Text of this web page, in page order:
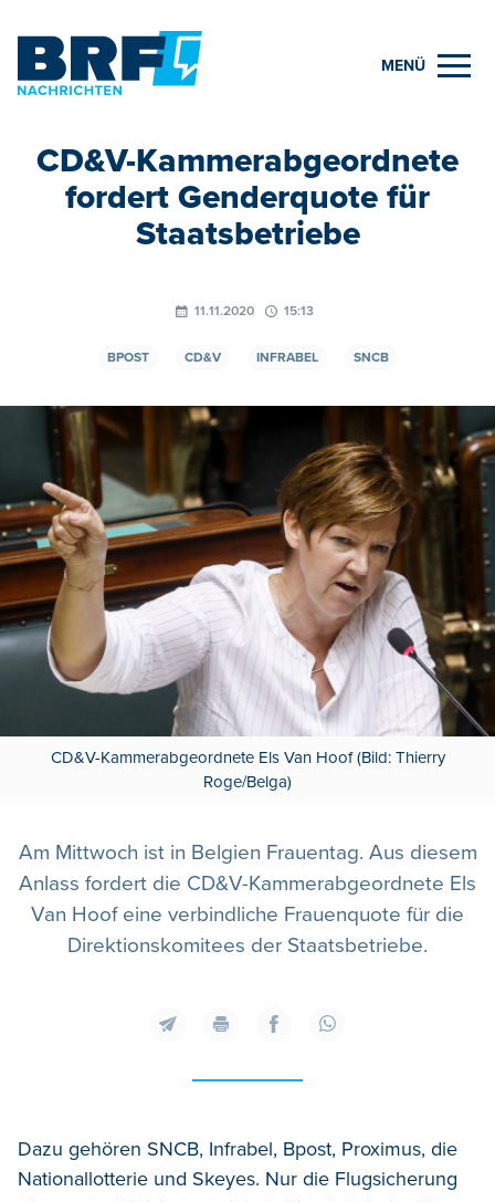
MENÜ
CD&V-Kammerabgeordnete
fordert Genderquote für
Staatsbetriebe
11.11.2020 15:13
BPOST CD&V INFRABEL SNCB
CD&V-Kammerabgeordnete Els Van Hoof (Bild: Thierry
Roge/Belga)
Am Mittwoch ist in Belgien Frauentag. Aus diesem
Anlass fordert die CD&V-Kammerabgeordnete Els
Van Hoof eine verbindliche Frauenquote für die
Direktionskomitees der Staatsbetriebe.
Dazu gehören SNCB, Infrabel, Bpost, Proximus, die
Nationallotterie und Skeyes. Nur die Flugsicherung